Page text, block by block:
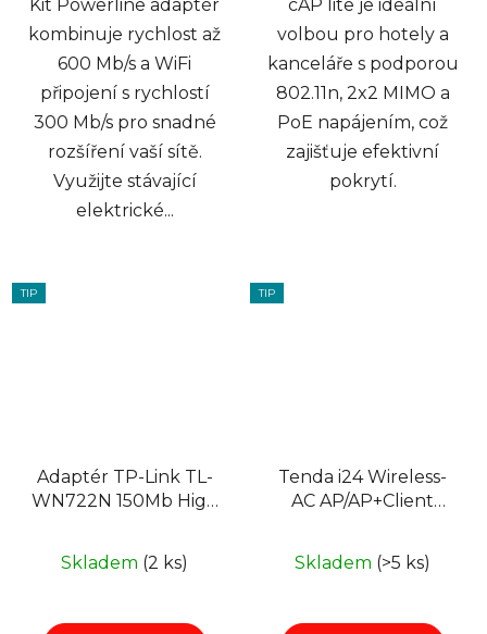
Kit Powerline adaptér
kombinuje rychlost až
600 Mb/s a WiFi
připojení s rychlostí
300 Mb/s pro snadné
rozšíření vaší sítě.
Využijte stávající
elektrické...
cAP lite je ideální
volbou pro hotely a
kanceláře s podporou
802.11n, 2x2 MIMO a
PoE napájením, což
zajišťuje efektivní
pokrytí.
TIP
Adaptér TP-Link TL-
WN722N 150Mb High
Skladem (2 ks)
TIP
Tenda i24 Wireless-
AC AP/AP+Client
Skladem (>5 ks)